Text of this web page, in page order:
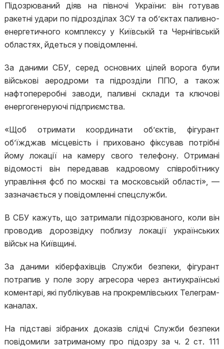
Підозрюваний діяв на півночі України: він готував
ракетні удари по підрозділах ЗСУ та об’єктах паливно-
енергетичного комплексу у Київській та Чернігівській
областях, йдеться у повідомленні.
За даними СБУ, серед основних цілей ворога були
військові аеродроми та підрозділи ППО, а також
нафтопереробні заводи, паливні склади та ключові
енергогенеруючі підприємства.
«Щоб отримати координати об’єктів, фігурант
об’їжджав місцевість і приховано фіксував потрібні
йому локації на камеру свого телефону. Отримані
відомості він передавав кадровому співробітнику
управління фсб по москві та московській області», —
зазначається у повідомленні спецслужби.
В СБУ кажуть, що затримали підозрюваного, коли він
проводив дорозвідку поблизу локації українських
військ на Київщині.
За даними кіберфахівців Служби безпеки, фігурант
потрапив у поле зору агресора через антиукраїнські
коментарі, які публікував на прокремлівських Телеграм-
каналах.
На підставі зібраних доказів слідчі Служби безпеки
повідомили затриманому про підозру за ч. 2 ст. 111